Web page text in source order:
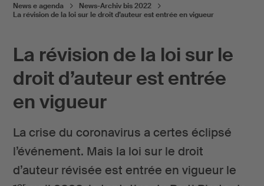
La révision de la loi sur le
droit d’auteur est entrée
en vigueur
La crise du coronavirus a certes éclipsé
l’événement. Mais la loi sur le droit
d’auteur révisée est entrée en vigueur le
News e agenda
News-Archiv bis 2022
La révision de la loi sur le droit d’auteur est entrée en vigueur